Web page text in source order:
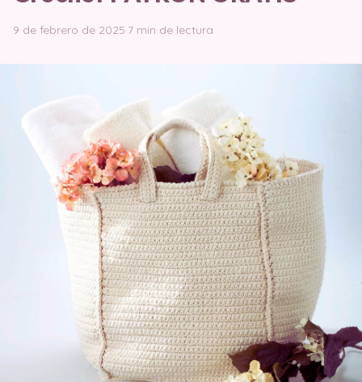
9 de febrero de 2025·7 min de lectura